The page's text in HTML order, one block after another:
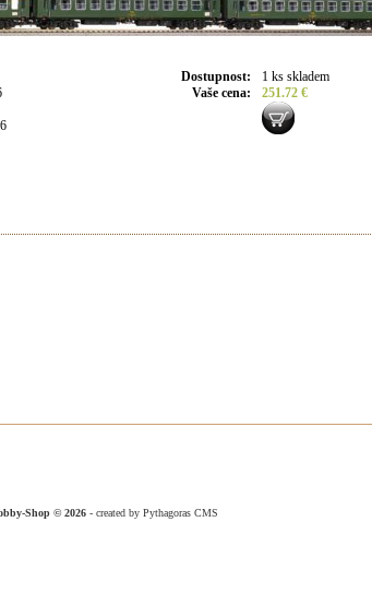
Dostupnost:
1 ks skladem
Vaše cena: 251.72 €
Shop © 2026 - created by Pythagoras CMS